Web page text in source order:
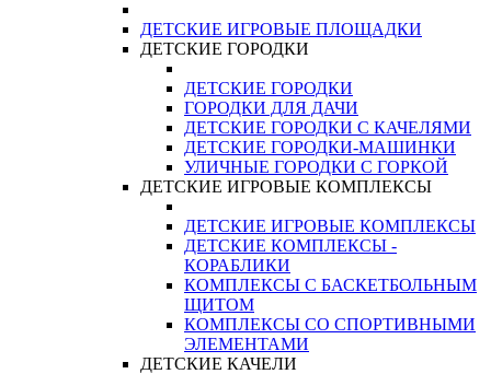
ДЕТСКИЕ ИГРОВЫЕ ПЛОЩАДКИ
ДЕТСКИЕ ГОРОДКИ
ДЕТСКИЕ ГОРОДКИ
ГОРОДКИ ДЛЯ ДАЧИ
ДЕТСКИЕ ГОРОДКИ С КАЧЕЛЯМИ
ДЕТСКИЕ ГОРОДКИ-МАШИНКИ
УЛИЧНЫЕ ГОРОДКИ С ГОРКОЙ
ДЕТСКИЕ ИГРОВЫЕ КОМПЛЕКСЫ
ДЕТСКИЕ ИГРОВЫЕ КОМПЛЕКСЫ
ДЕТСКИЕ КОМПЛЕКСЫ -
КОРАБЛИКИ
КОМПЛЕКСЫ С БАСКЕТБОЛЬНЫМ
ЩИТОМ
КОМПЛЕКСЫ СО СПОРТИВНЫМИ
ЭЛЕМЕНТАМИ
ДЕТСКИЕ КАЧЕЛИ